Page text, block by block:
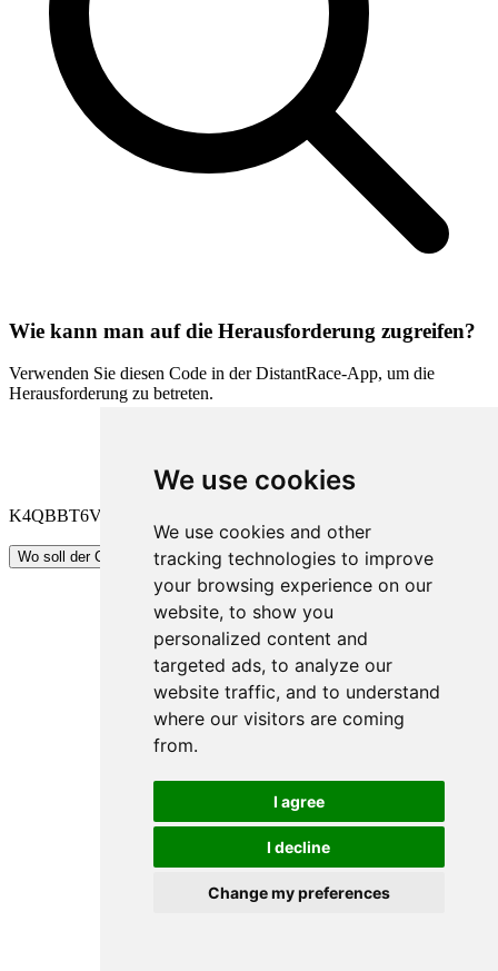
We use cookies
We use cookies and other
tracking technologies to improve
your browsing experience on our
website, to show you
personalized content and
targeted ads, to analyze our
website traffic, and to understand
where our visitors are coming
from.
I agree
I decline
Change my preferences
Wie kann man auf die Herausforderung zugreifen?
Verwenden Sie diesen Code in der DistantRace-App, um die
Herausforderung zu betreten.
K4QBBT6V
Code kopieren
Wo soll der Code eingegeben werden?